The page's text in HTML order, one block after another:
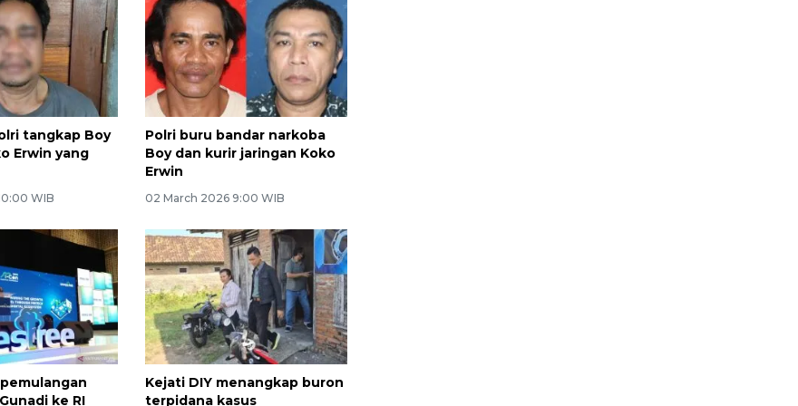
tangkap Boy
Erwin yang
WIB
Polri buru bandar narkoba
Boy dan kurir jaringan Koko
Erwin
02 March 2026 9:00 WIB
ke RI
Kejati DIY menangkap buron
terpidana kasus